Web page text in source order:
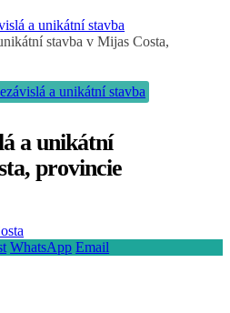
a unikátní stavba
stavba v Mijas Costa,
a unikátní stavba
a unikátní
provincie
WhatsApp Email